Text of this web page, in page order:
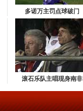
多诺万主罚点球破门
滚石乐队主唱现身南非